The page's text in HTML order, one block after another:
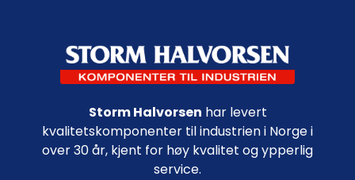
Footer navigation
Storm Halvorsen har levert
kvalitetskomponenter til industrien i Norge i
over 30 år, kjent for høy kvalitet og ypperlig
service.